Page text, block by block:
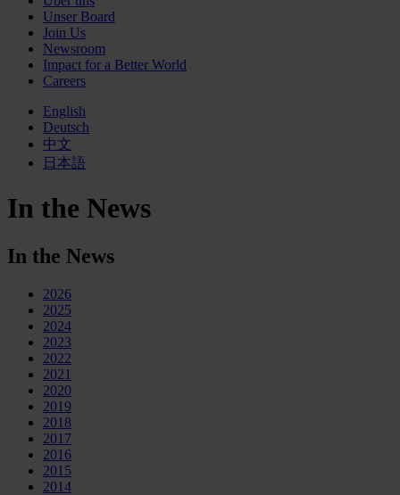
Unser Board
Join Us
Newsroom
Impact for a Better World
Careers
English
Deutsch
中文
日本語
In the News
In the News
2026
2025
2024
2023
2022
2021
2020
2019
2018
2017
2016
2015
2014